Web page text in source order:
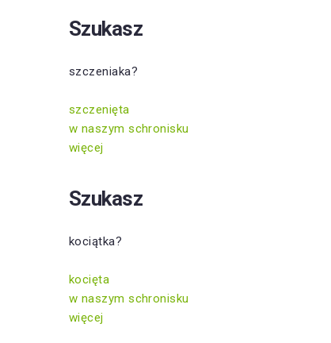
Szukasz
szczeniaka?
szczenięta
w naszym schronisku
więcej
Szukasz
kociątka?
kocięta
w naszym schronisku
więcej